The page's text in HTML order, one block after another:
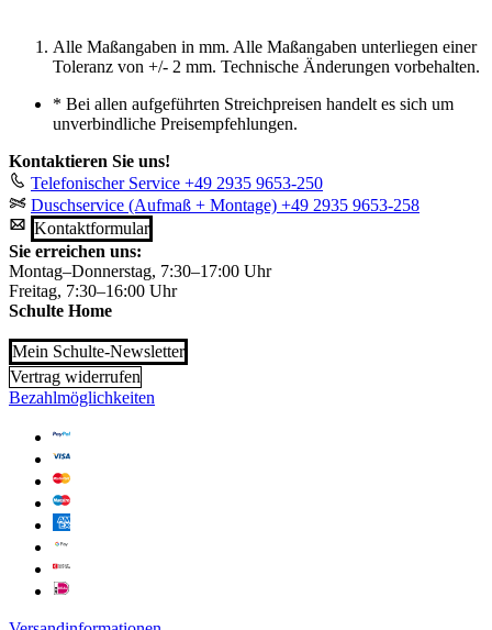
Alle Maßangaben in mm. Alle Maßangaben unterliegen einer
Toleranz von +/- 2 mm. Technische Änderungen vorbehalten.
* Bei allen aufgeführten Streichpreisen handelt es sich um
unverbindliche Preisempfehlungen.
Kontaktieren Sie uns!
Telefonischer Service +49 2935 9653-250
Duschservice (Aufmaß + Montage) +49 2935 9653-258
Kontaktformular
Sie erreichen uns:
Montag–Donnerstag, 7:30–17:00 Uhr
Freitag, 7:30–16:00 Uhr
Schulte Home
Mein Schulte-Newsletter
Vertrag widerrufen
Bezahlmöglichkeiten